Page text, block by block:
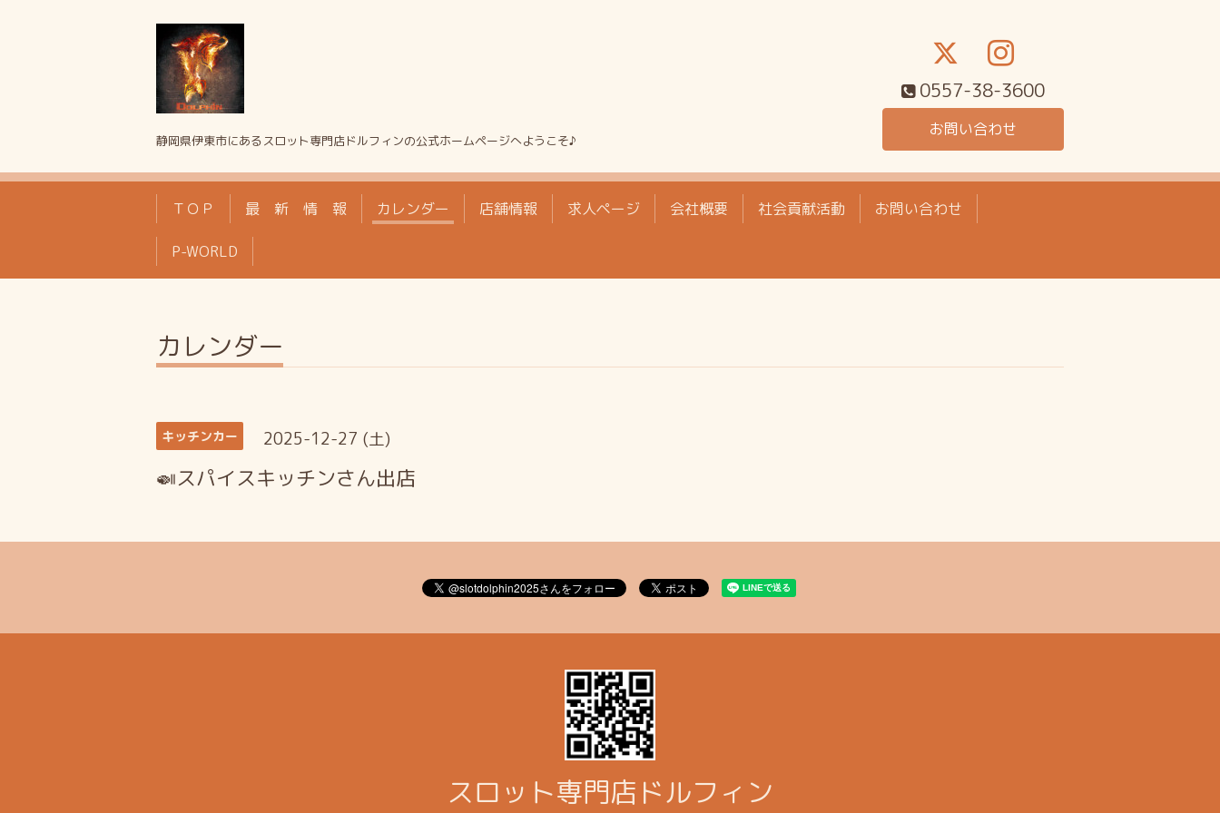
静岡県伊東市にあるスロット専門店ドルフィンの公式ホームページへようこそ♪
0557-38-3600
お問い合わせ
ＴＯＰ 最 新 情 報 カレンダー 店舗情報 求人ページ 会社概要 社会貢献活動 お問い合わせ
P-WORLD
カレンダー
キッチンカー 2025-12-27 (土)
🍛スパイスキッチンさん出店
スロット専門店ドルフィン